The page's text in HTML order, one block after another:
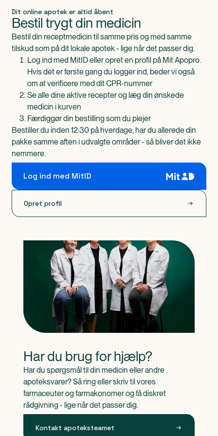
Dit online apotek er altid åbent
Bestil trygt din medicin
Bestil din receptmedicin til samme pris og med samme
tilskud som på dit lokale apotek - lige når det passer dig.
Log ind med MitID eller opret en profil på Mit Apopro.
Hvis det er første gang du logger ind, beder vi også
om at verificere med dit CPR-nummer
Se alle dine aktive recepter og læg din ønskede
medicin i kurven
Færdiggør din bestilling som du plejer
Bestiller du inden 12:30 på hverdage, har du allerede din
pakke samme aften i udvalgte områder - så bliver det ikke
nemmere.
Log ind med MitID
Opret profil
Har du brug for hjælp?
Har du spørgsmål til din medicin eller andre
apoteksvarer? Så ring eller skriv til vores
farmaceuter og farmakonomer og få diskret
rådgivning - lige når det passer dig.
Kontakt apoteksteamet